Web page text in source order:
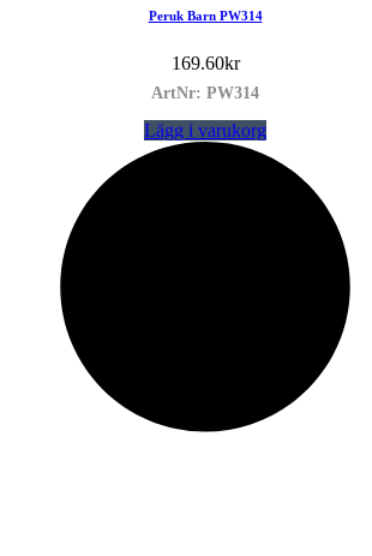
Peruk Barn PW314
169.60kr
ArtNr: PW314
Lägg i varukorg